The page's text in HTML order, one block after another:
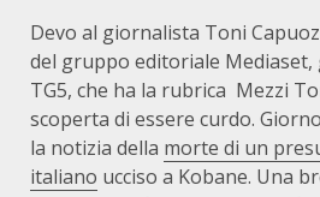
Devo al giornalista Toni
del gruppo editoriale Mediaset,
TG5, che ha la rubrica Mezzi
scoperta di essere curdo.
la notizia della morte di un
italiano ucciso a Kobane. Una